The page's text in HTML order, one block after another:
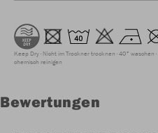
Keep Dry Nicht im Trockner trocknen 40° waschen
chemisch reinigen
Bewertungen